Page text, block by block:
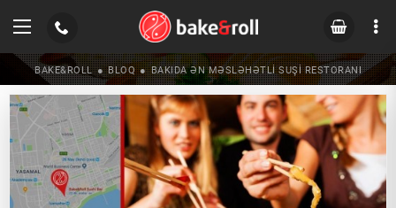
BAKE&ROLL BLOQ BAKIDA ƏN MƏSLƏHƏTLI SUŞI RESTORANI